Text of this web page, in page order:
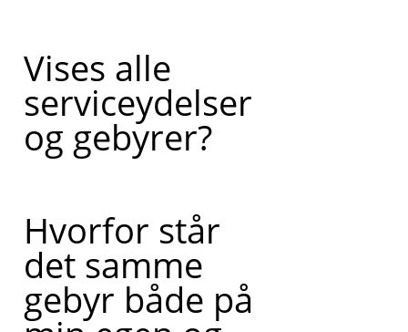
Vises alle
serviceydelser
og gebyrer?
Hvorfor står
det samme
gebyr både på